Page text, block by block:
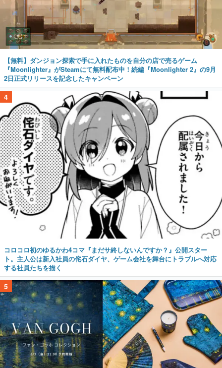
【無料】ダンジョン探索で手に入れたものを自分の店で売るゲーム
『Moonlighter』がSteamにて無料配布中！続編『Moonlighter 2』の9月
2日正式リリースを記念したキャンペーン
4
コロコロ初のゆるかわ4コマ『まだサ終しないんですか？』公開スター
ト。主人公は新入社員の侘石ダイヤ、ゲーム会社を舞台にトラブルへ対応
する社員たちを描く
5